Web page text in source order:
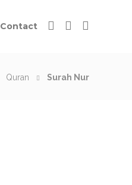
Contact
Quran Surah Nur